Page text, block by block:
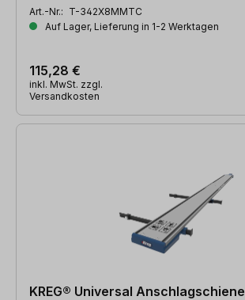
Art.-Nr.: T-342X8MMTC
Auf Lager, Lieferung in 1-2 Werktagen
115,28 €
inkl. MwSt. zzgl.
Versandkosten
KREG® Universal Anschlagschiene